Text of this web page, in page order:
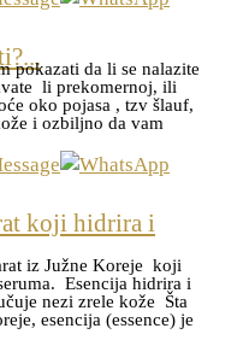
pokazati da li se nalazite
li prekomernoj, ili
oko pojasa , tzv šlauf,
i ozbiljno da vam
koji hidrira i
iz Južne Koreje koji
Esencija hidrira i
nezi zrele kože Šta
esencija (essence) je